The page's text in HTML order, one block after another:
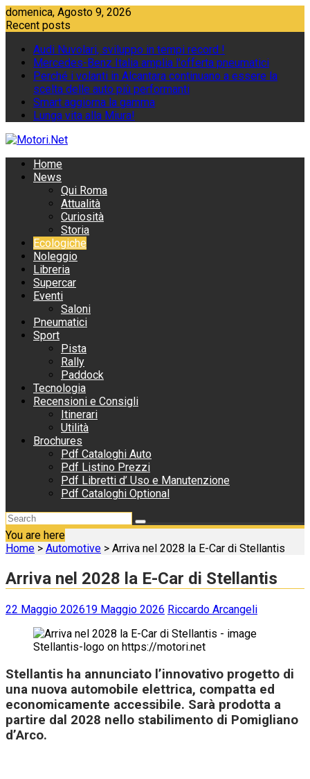
Skip
to
domenica, Agosto 9, 2026
Recent posts
Audi Nuvolari, sviluppo in tempi record !
Mercedes-Benz Italia amplia l'offerta pneumatici
Perché i volanti in Alcantara continuano a essere la
scelta delle auto più performanti
Smart aggiorna la gamma
Lunga vita alla Miura!
Home
News
Qui Roma
Attualità
Curiosità
Storia
Ecologiche
Noleggio
Libreria
Supercar
Eventi
Saloni
Pneumatici
Sport
Pista
Rally
Paddock
Tecnologia
Recensioni e Consigli
Itinerari
Utilità
Brochures
Pdf Cataloghi Auto
Pdf Listino Prezzi
Pdf Libretti d’ Uso e Manutenzione
Pdf Cataloghi Optional
You are here
Home > Automotive > Arriva nel 2028 la E-Car di Stellantis
Arriva nel 2028 la E-Car di Stellantis
22 Maggio 202619 Maggio 2026 Riccardo Arcangeli
Stellantis ha annunciato l’innovativo progetto di
una nuova automobile elettrica, compatta ed
economicamente accessibile. Sarà prodotta a
partire dal 2028 nello stabilimento di Pomigliano
d’Arco.